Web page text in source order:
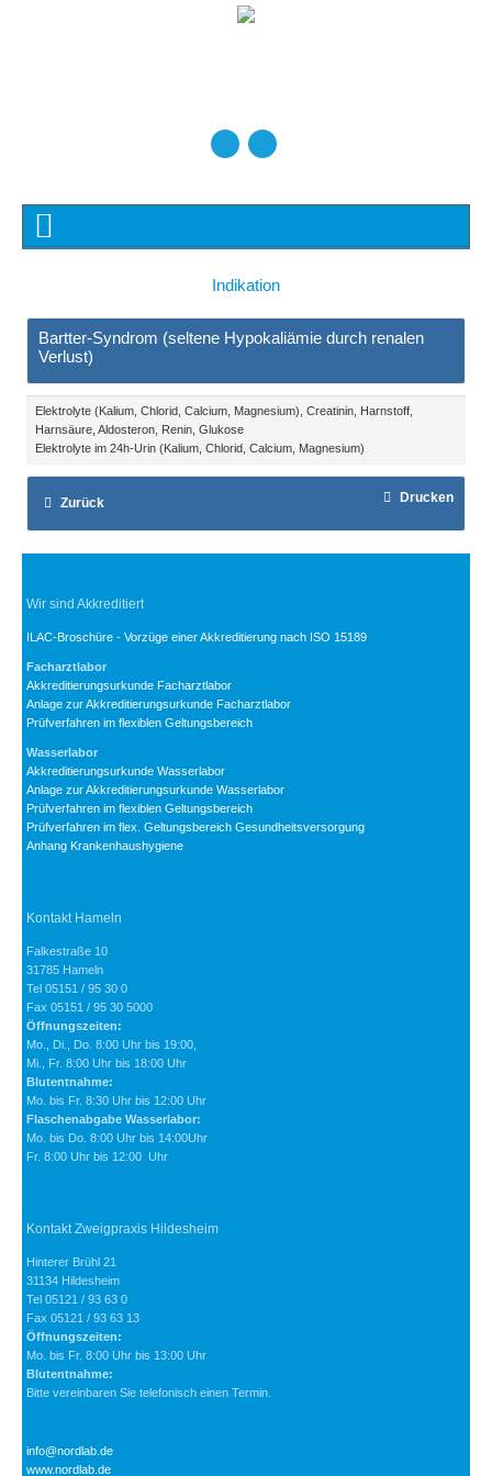
Indikation
Bartter-Syndrom (seltene Hypokaliämie durch renalen
Verlust)
Elektrolyte (Kalium, Chlorid, Calcium, Magnesium), Creatinin, Harnstoff,
Harnsäure, Aldosteron, Renin, Glukose
Elektrolyte im 24h-Urin (Kalium, Chlorid, Calcium, Magnesium)
Zurück Drucken
Wir sind Akkreditiert
ILAC-Broschüre - Vorzüge einer Akkreditierung nach ISO 15189
Facharztlabor
Akkreditierungsurkunde Facharztlabor
Anlage zur Akkreditierungsurkunde Facharztlabor
Prüfverfahren im flexiblen Geltungsbereich
Wasserlabor
Akkreditierungsurkunde Wasserlabor
Anlage zur Akkreditierungsurkunde Wasserlabor
Prüfverfahren im flexiblen Geltungsbereich
Prüfverfahren im flex. Geltungsbereich Gesundheitsversorgung
Anhang Krankenhaushygiene
Kontakt Hameln
Falkestraße 10
31785 Hameln
Tel 05151 / 95 30 0
Fax 05151 / 95 30 5000
Öffnungszeiten:
Mo., Di., Do. 8:00 Uhr bis 19:00,
Mi., Fr. 8:00 Uhr bis 18:00 Uhr
Blutentnahme:
Mo. bis Fr. 8:30 Uhr bis 12:00 Uhr
Flaschenabgabe Wasserlabor:
Mo. bis Do. 8:00 Uhr bis 14:00Uhr
Fr. 8:00 Uhr bis 12:00 Uhr
Kontakt Zweigpraxis Hildesheim
Hinterer Brühl 21
31134 Hildesheim
Tel 05121 / 93 63 0
Fax 05121 / 93 63 13
Öffnungszeiten:
Mo. bis Fr. 8:00 Uhr bis 13:00 Uhr
Blutentnahme:
Bitte vereinbaren Sie telefonisch einen Termin.
info@nordlab.de
www.nordlab.de